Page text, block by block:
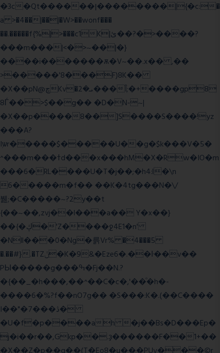
�3c�Qt������ן��������|{�c:�
a >�4��|��|�W>��wonf���
��.�����f{%|>���c1K|ئ��?�>����?
���m���|<�>~��|�}
����i�������ѫ�V~��.x�� ,��
>�����'8���F)8K��
�X��pN@ڇKv�ܝ�2���Î;�+����gp8
8Ѓ��>$��g�� �D�N-~|
�X��p����8��]S����S����!yz
���A?
Iۭѡr�����$�����U��g�$k���V�5�
^���m���ߙd���x���hM�X�Rw�IO�m
���6�RL����U�T�j��;�h4:l�\n
6�����m�f�� ��K�4tg���N�\/
뷆;�C�����~?2y��t
{��~��,zvj��l���a�� Y�x��}
��{�ڮ�'Z����ջ4E1�n'
�Nll���0�Ng�륽Vr% �4���5
�.��#}.�TZݩ�K�9&�Eze6�.��ŀ��v��
PЫ�����g���ߒ�Fj��N.?
�{��_�h���,��^��C�c�,'��ͦ�h�-
����6�%?f��nO7 g�� �S���:K�.(��C����
I��"�7 ���ڎ�
�U�f�p����ah �j��Bs�D���Ep�
j�i��r��,Gkp��.ҙ������F��1+��